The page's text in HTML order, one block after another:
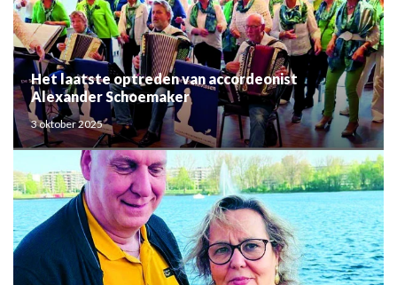
Het laatste optreden van accordeonist
Alexander Schoemaker
3 oktober 2025